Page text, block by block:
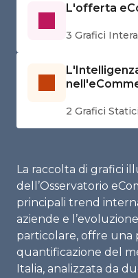
L'offerta
3 Grafici
2 Grafici Statici
La raccolta di grafici
dell’Osservatorio
principali trend
aziende e
particolare, offre una
quantificazione del
Italia, analizzata da